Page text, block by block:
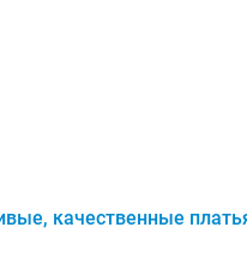
качественные